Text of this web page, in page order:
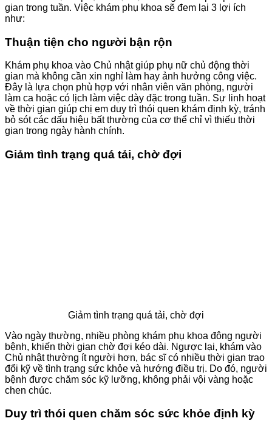
gian trong tuần. Việc khám phụ khoa sẽ đem lại 3 lợi ích
như:
Thuận tiện cho người bận rộn
Khám phụ khoa vào Chủ nhật giúp phụ nữ chủ động thời
gian mà không cần xin nghỉ làm hay ảnh hưởng công việc.
Đây là lựa chọn phù hợp với nhân viên văn phòng, người
làm ca hoặc có lịch làm việc dày đặc trong tuần. Sự linh hoạt
về thời gian giúp chị em duy trì thói quen khám định kỳ, tránh
bỏ sót các dấu hiệu bất thường của cơ thể chỉ vì thiếu thời
gian trong ngày hành chính.
Giảm tình trạng quá tải, chờ đợi
Giảm tình trạng quá tải, chờ đợi
Vào ngày thường, nhiều phòng khám phụ khoa đông người
bệnh, khiến thời gian chờ đợi kéo dài. Ngược lại, khám vào
Chủ nhật thường ít người hơn, bác sĩ có nhiều thời gian trao
đổi kỹ về tình trạng sức khỏe và hướng điều trị. Do đó, người
bệnh được chăm sóc kỹ lưỡng, không phải vội vàng hoặc
chen chúc.
Duy trì thói quen chăm sóc sức khỏe định kỳ